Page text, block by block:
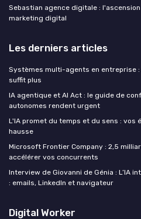
Sebastian agence digitale :
marketing digital
Les derniers articles
Systèmes multi-agents en entreprise :
suffit plus
IA agentique et AI Act : le guide de
autonomes rendent urgent
L'IA promet du temps et du sens : vos
hausse
Microsoft Frontier Company : 2,5
accélérer vos concurrents
Interview de Giovanni de Génia : L’IA
: emails, LinkedIn et navigateur
Digital Worker